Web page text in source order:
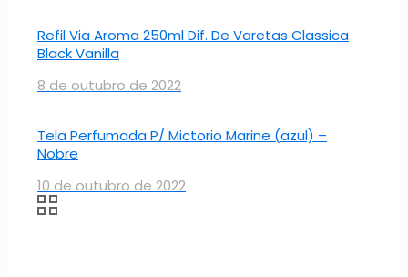
Refil Via Aroma 250ml Dif. De Varetas Classica
Black Vanilla
8 de outubro de 2022
Tela Perfumada P/ Mictorio Marine (azul) –
Nobre
10 de outubro de 2022